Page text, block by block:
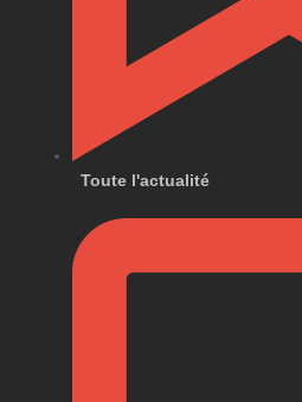
Toute l'actualité